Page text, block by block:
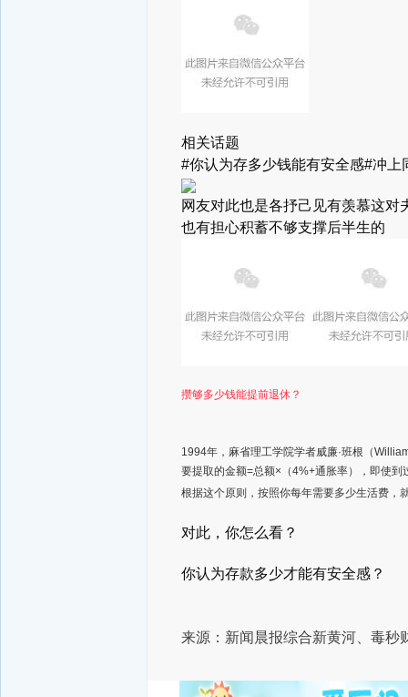
相关话题
#你认为存多少钱能有安全感#冲上
网友对此也是各抒己见有羡慕这对
也有担心积蓄不够支撑后半生的
攒够多少钱能提前退休？
1994年，麻省理工学院学者威廉·班根（
要提取的金额=总额×（4%+通胀率），即使到
根据这个原则，按照你每年需要多少生活费，
对此，你怎么看？
你认为存款多少才能有安全感？
来源：新闻晨报综合新黄河、毒秒